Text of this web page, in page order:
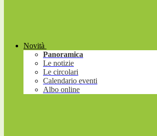
Novità
Panoramica
Le notizie
Le circolari
Calendario eventi
Albo online